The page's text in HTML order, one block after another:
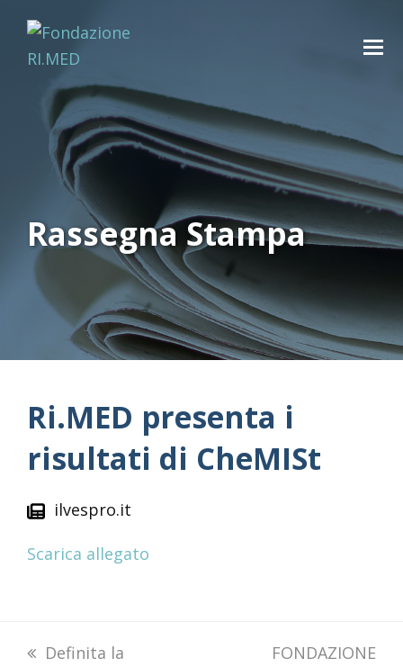
Rassegna Stampa
Ri.MED presenta i
risultati di CheMISt
ilvespro.it
Scarica allegato
previous
Definita la
next
FONDAZIONE